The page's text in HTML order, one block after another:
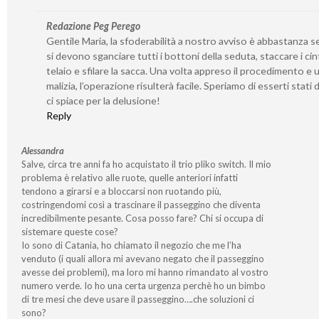
Redazione Peg Perego
Gentile Maria, la sfoderabilità a nostro avviso è abbastanza
si devono sganciare tutti i bottoni della seduta, staccare i
telaio e sfilare la sacca. Una volta appreso il procedimento e
malizia, l’operazione risulterà facile. Speriamo di esserti stati
ci spiace per la delusione!
Reply
Alessandra
Salve, circa tre anni fa ho acquistato il trio pliko switch. Il mio
problema è relativo alle ruote, quelle anteriori infatti
tendono a girarsi e a bloccarsi non ruotando più,
costringendomi così a trascinare il passeggino che diventa
incredibilmente pesante. Cosa posso fare? Chi si occupa di
sistemare queste cose?
Io sono di Catania, ho chiamato il negozio che me l’ha
venduto (i quali allora mi avevano negato che il passeggino
avesse dei problemi), ma loro mi hanno rimandato al vostro
numero verde. Io ho una certa urgenza perchè ho un bimbo
di tre mesi che deve usare il passeggino….che soluzioni ci
sono?